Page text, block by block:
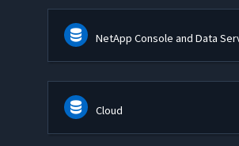
NetApp Console and Data
Cloud